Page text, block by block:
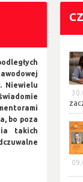
Niewielu
bo poza
takich